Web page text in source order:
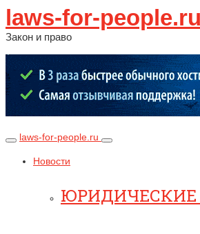
laws-for-people.ru
Закон и право
laws-for-people.ru
Новости
ЮРИДИЧЕСКИЕ